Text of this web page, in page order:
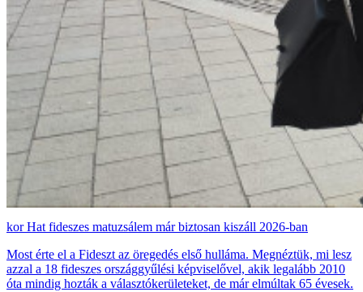
Hat fideszes matuzsálem már biztosan kiszáll 2026-ban
Most érte el a Fideszt az öregedés első hulláma. Megnéztük, mi lesz
azzal a 18 fideszes országgyűlési képviselővel, akik legalább 2010
óta mindig hozták a választókerületeket, de már elmúltak 65 évesek.